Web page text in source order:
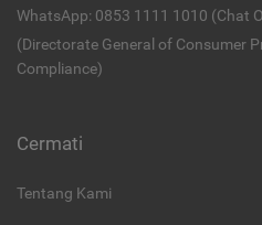
WhatsApp: 0853 1111 1010 (Chat
(Directorate General of Consumer
Compliance)
Cermati
Tentang Kami